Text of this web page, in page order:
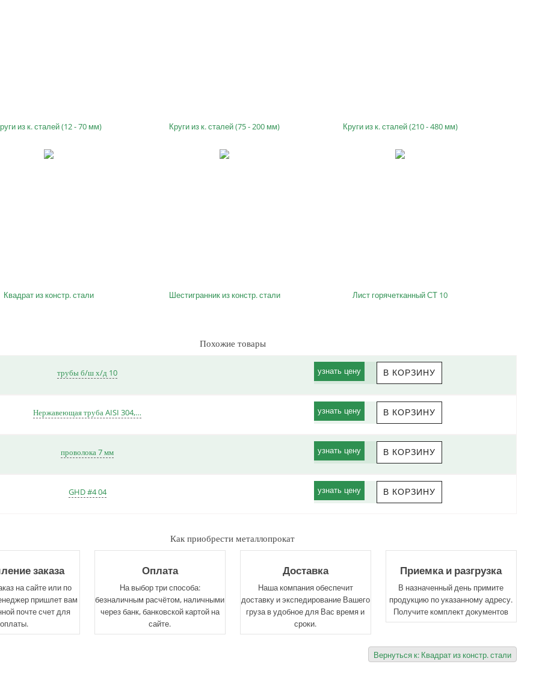
из к. сталей (12 - 70 мм) Круги из к. сталей (75 - 200 мм) Круги из к. сталей (210 - 480 мм)
Квадрат из констр. стали Шестигранник из констр. стали Лист горячетканный СТ 10
Похожие товары
трубы б/ш х/д 10 узнать цену
Нержавеющая труба AISI 304,… узнать цену
проволока 7 мм узнать цену
GHD #4 04 узнать цену
Как приобрести металлопрокат
заказа
на сайте или по
пришлет вам
почте счет для
оплаты.
Оплата
На выбор три способа:
безналичным расчётом, наличными
через банк, банковской картой на
сайте.
Доставка
Наша компания обеспечит
доставку и экспедирование Вашего
груза в удобное для Вас время и
сроки.
Приемка и разгрузка
В назначенный день примите
продукцию по указанному адресу.
Получите комплект документов
Вернуться к: Квадрат из констр. стали